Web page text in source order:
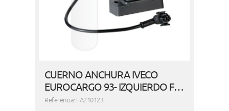
CUERNO ANCHURA IVECO
EUROCARGO 93- IZQUIERDO F…
Referencia: FA210123